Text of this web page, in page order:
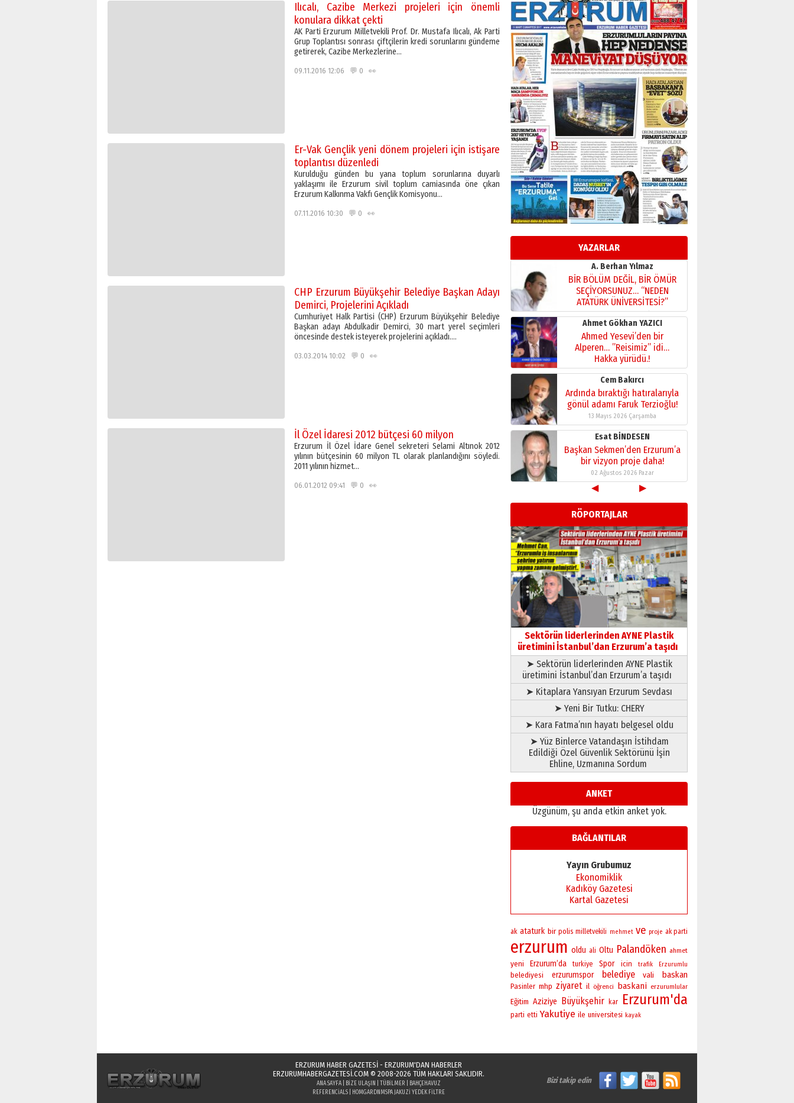
Ilıcalı, Cazibe Merkezi projeleri için önemli
konulara dikkat çekti
AK Parti Erzurum Milletvekili Prof. Dr. Mustafa Ilıcalı, Ak Parti
Grup Toplantısı sonrası çiftçilerin kredi sorunlarını gündeme
getirerek, Cazibe Merkezlerine…
09.11.2016 12:06 💬 0 👀
Er-Vak Gençlik yeni dönem projeleri için istişare
toplantısı düzenledi
Kurulduğu günden bu yana toplum sorunlarına duyarlı
yaklaşımı ile Erzurum sivil toplum camiasında öne çıkan
Erzurum Kalkınma Vakfı Gençlik Komisyonu…
07.11.2016 10:30 💬 0 👀
CHP Erzurum Büyükşehir Belediye Başkan Adayı
Demirci, Projelerini Açıkladı
Cumhuriyet Halk Partisi (CHP) Erzurum Büyükşehir Belediye
Başkan adayı Abdulkadir Demirci, 30 mart yerel seçimleri
öncesinde destek isteyerek projelerini açıkladı….
03.03.2014 10:02 💬 0 👀
İl Özel İdaresi 2012 bütçesi 60 milyon
Erzurum İl Özel İdare Genel sekreteri Selami Altınok 2012
yılının bütçesinin 60 milyon TL olarak planlandığını söyledi.
2011 yılının hizmet…
06.01.2012 09:41 💬 0 👀
YAZARLAR
Esat BİNDESEN
Başkan Sekmen’den Erzurum’a
bir vizyon proje daha!
02 Ağustos 2026 Pazar
Kadir SABUNCUOĞLU
Erzurumspor’un köşe taşları
29 Haziran 2026 Pazartesi
Kenan GÜLERCİ
Murat Şahsuvaroğlu ERKON’da
çıtayı yukarı taşırken,
yönetimdekiler aşağı
çekmemeli!
17 Şubat 2026 SalıOrhan BOZKURT
Bir fotoğraf, bir şehir, bir
31 Mart 2026 Salı
A. Berhan Yılmaz
BİR BÖLÜM DEĞİL, BİR ÖMÜR
SEÇİYORSUNUZ… “NEDEN
ATATÜRK ÜNİVERSİTESİ?”
28 Temmuz 2026 Salı
Ahmet Gökhan YAZICI
Ahmed Yesevi’den bir
Alperen… ”Reisimiz” idi…
Hakka yürüdü.!
26 Mart 2026 Perşembe
Cem Bakırcı
Ardında bıraktığı hatıralarıyla
gönül adamı Faruk Terzioğlu!
13 Mayıs 2026 Çarşamba
Esat BİNDESEN
Başkan Sekmen’den Erzurum’a
bir vizyon proje daha!
02 Ağustos 2026 Pazar
Kadir SABUNCUOĞLU
Erzurumspor’un köşe taşları
29 Haziran 2026 Pazartesi
Kenan GÜLERCİ
Murat Şahsuvaroğlu ERKON’da
çıtayı yukarı taşırken,
yönetimdekiler aşağı
çekmemeli!
17 Şubat 2026 SalıOrhan BOZKURT
Bir fotoğraf, bir şehir, bir
gazeteci… Dizginler kimin
elinde?
31 Mart 2026 Salı
A. Berhan Yılmaz
BİR BÖLÜM DEĞİL, BİR ÖMÜR
SEÇİYORSUNUZ… “NEDEN
ATATÜRK ÜNİVERSİTESİ?”
28 Temmuz 2026 Salı
Ahmet Gökhan YAZICI
Ahmed Yesevi’den bir
Alperen… ”Reisimiz” idi…
Hakka yürüdü.!
26 Mart 2026 Perşembe
Cem Bakırcı
gönül adamı Faruk Terzioğlu!
13 Mayıs 2026 Çarşamba
Başkan Sekmen’den Erzurum’a
02 Ağustos 2026 Pazar
◀ ▶
RÖPORTAJLAR
Sektörün liderlerinden AYNE Plastik
üretimini İstanbul’dan Erzurum’a taşıdı
➤ Sektörün liderlerinden AYNE Plastik
üretimini İstanbul’dan Erzurum’a taşıdı
➤ Kitaplara Yansıyan Erzurum Sevdası
➤ Yeni Bir Tutku: CHERY
➤ Kara Fatma’nın hayatı belgesel oldu
➤ Yüz Binlerce Vatandaşın İstihdam
Edildiği Özel Güvenlik Sektörünü İşin
Ehline, Uzmanına Sordum
ANKET
Üzgünüm, şu anda etkin anket yok.
BAĞLANTILAR
Yayın Grubumuz
Ekonomiklik
Kadıköy Gazetesi
Kartal Gazetesi
ak ataturk bir polis milletvekili mehmet ve proje ak parti
erzurum oldu ali Oltu Palandöken ahmet
yeni Erzurum’da turkiye Spor icin trafik Erzurumlu
belediyesi erzurumspor belediye vali baskan
Pasinler mhp ziyaret il öğrenci baskani erzurumlular
Eğitim Aziziye Büyükşehir kar Erzurum'da
parti etti Yakutiye ile universitesi kayak
ERZURUM HABER GAZETESİ - ERZURUM'DAN HABERLER
ERZURUMHABERGAZETESI.COM© 2008-2026 TÜM HAKLARI SAKLIDIR.
ANA SAYFA| BIZE ULAŞIN TÜBILMER
BAHÇEHAVUZ
REFERENCIALS| HOMGARDN MSPA JAKUZI YEDEK FILTRE
Bizi takip edin